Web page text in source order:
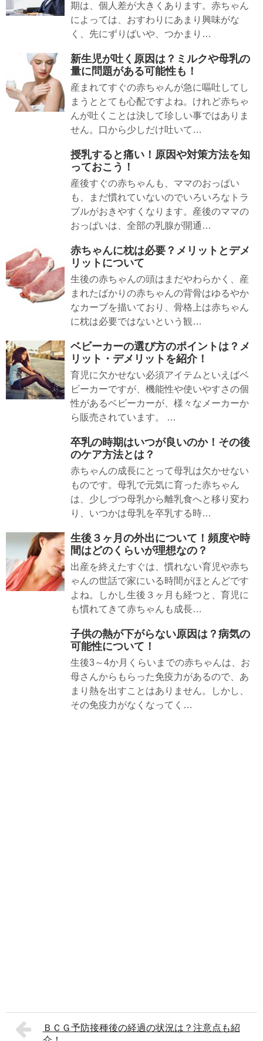
期は、個人差が大きくあります。赤ちゃん
によっては、おすわりにあまり興味がな
く、先にずりばいや、つかまり…
新生児が吐く原因は？ミルクや母乳の
量に問題がある可能性も！
産まれてすぐの赤ちゃんが急に嘔吐してし
まうととても心配ですよね。けれど赤ちゃ
んが吐くことは決して珍しい事ではありま
せん。口から少しだけ吐いて…
授乳すると痛い！原因や対策方法を知
っておこう！
産後すぐの赤ちゃんも、ママのおっぱい
も、まだ慣れていないのでいろいろなトラ
ブルがおきやすくなります。産後のママの
おっぱいは、全部の乳腺が開通…
赤ちゃんに枕は必要？メリットとデメ
リットについて
生後の赤ちゃんの頭はまだやわらかく、産
まれたばかりの赤ちゃんの背骨はゆるやか
なカーブを描いており、骨格上は赤ちゃん
に枕は必要ではないという観…
ベビーカーの選び方のポイントは？メ
リット・デメリットを紹介！
育児に欠かせない必須アイテムといえばベ
ビーカーですが、機能性や使いやすさの個
性があるベビーカーが、様々なメーカーか
ら販売されています。 …
卒乳の時期はいつが良いのか！その後
のケア方法とは？
赤ちゃんの成長にとって母乳は欠かせない
ものです。母乳で元気に育った赤ちゃん
は、少しづつ母乳から離乳食へと移り変わ
り、いつかは母乳を卒乳する時…
生後３ヶ月の外出について！頻度や時
間はどのくらいが理想なの？
出産を終えたすぐは、慣れない育児や赤ち
ゃんの世話で家にいる時間がほとんどです
よね。しかし生後３ヶ月も経つと、育児に
も慣れてきて赤ちゃんも成長…
子供の熱が下がらない原因は？病気の
可能性について！
生後3～4か月くらいまでの赤ちゃんは、お
母さんからもらった免疫力があるので、あ
まり熱を出すことはありません。しかし、
その免疫力がなくなってく…
ＢＣＧ予防接種後の経過の状況は？注意点も紹